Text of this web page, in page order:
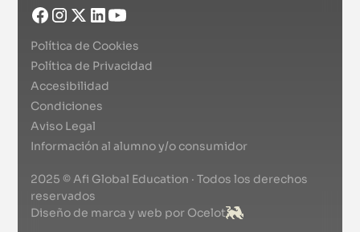
Política de Cookies
Política de Privacidad
Accesibilidad
Condiciones
Aviso Legal
Información al alumno y/o consumidor
2025 © Afi Global Education · Todos los derechos
reservados
Diseño de marca y web por Ocelot